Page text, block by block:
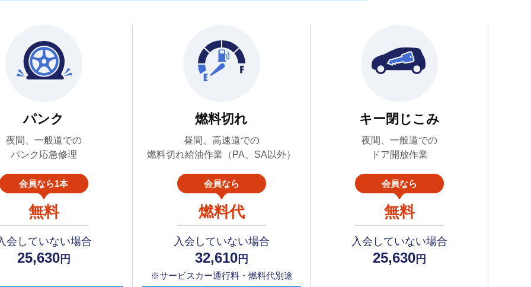
パンク
夜間、一般道での
パンク応急修理
会員なら1本
無料
会していない場合
25,630円
燃料切れ
昼間、高速道での
燃料切れ給油作業（PA、SA以外）
会員なら
燃料代
入会していない場合
32,610円
※サービスカー通行料・燃料代別途
キー閉じこみ
夜間、一般道での
ドア開放作業
会員なら
無料
入会していない場合
25,630円